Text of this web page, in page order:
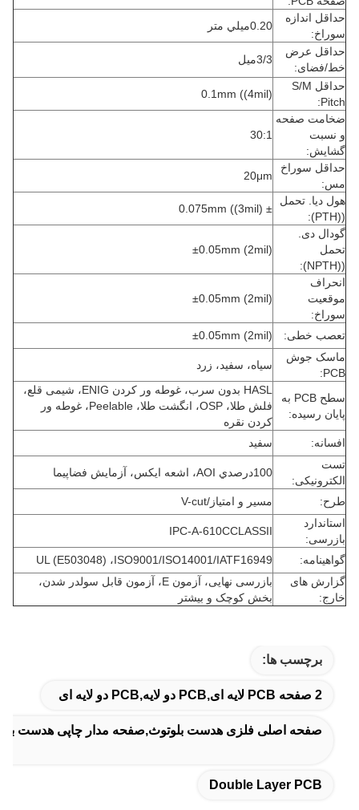
حداقل اندازه
سوراخ:
0.20ميلي متر
حداقل عرض
خط/فضای:
3/3میل
حداقل S/M
Pitch:
0.1mm ((4mil)
ضخامت صفحه
و نسبت
گشایش:
30:1
حداقل سوراخ
مس:
20μm
هول دیا. تحمل
((PTH):
± 0.075mm ((3mil)
گودال دی.
تحمل
((NPTH):
±0.05mm (2mil)
انحراف
موقعیت
سوراخ:
±0.05mm (2mil)
تعصب خطی:
±0.05mm (2mil)
ماسک جوش
PCB:
سیاه، سفید، زرد
سطح PCB به
پایان رسیده:
HASL بدون سرب، غوطه ور کردن ENIG، شیمی قلع،
فلش طلا، OSP، انگشت طلا، Peelable، غوطه ور
کردن نقره
افسانه:
سفید
تست
الکترونیکی:
100درصدي AOI، اشعه ايکس، آزمايش فضاپيما
طرح:
مسیر و امتیاز/V-cut
استاندارد
بازرسی:
IPC-A-610CCLASSII
گواهینامه:
UL (E503048) ،ISO9001/ISO14001/IATF16949
گزارش های
خارج:
بازرسی نهایی، آزمون E، آزمون قابل سولدر شدن،
بخش کوچک و بیشتر
برچسب ها:
2 صفحه PCB لایه ای,PCB دو لایه,PCB دو لایه ای
صفحه اصلی فلزی هدست بلوتوث,صفحه مدار چاپی هدست
Double Layer PCB